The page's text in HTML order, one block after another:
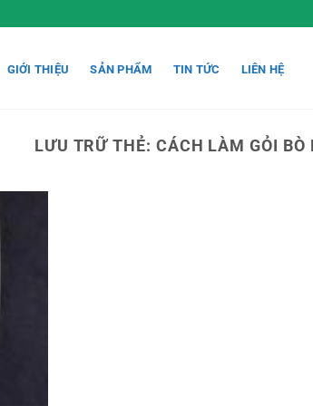
GIỚI THIỆU SẢN PHẨM TIN TỨC LIÊN HỆ
LƯU TRỮ THẺ: CÁCH LÀM GỎI BÒ